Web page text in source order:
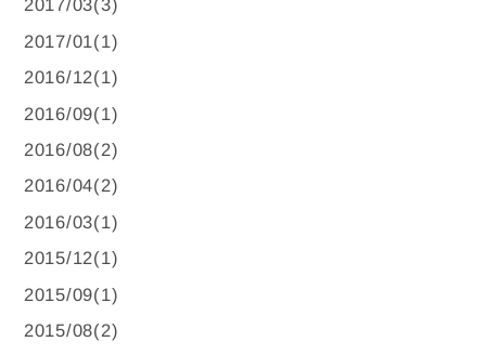
2017/03(3)
2017/01(1)
2016/12(1)
2016/09(1)
2016/08(2)
2016/04(2)
2016/03(1)
2015/12(1)
2015/09(1)
2015/08(2)